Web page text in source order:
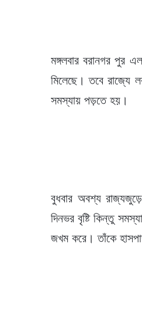
মঙ্গলবার বরানগর পুর
মিলেছে। তবে রাজ্যে
সমস্যায় পড়তে হয়।
বুধবার অবশ্য
দিনভর বৃষ্টি কিন্তু
জখম করে। তাঁকে